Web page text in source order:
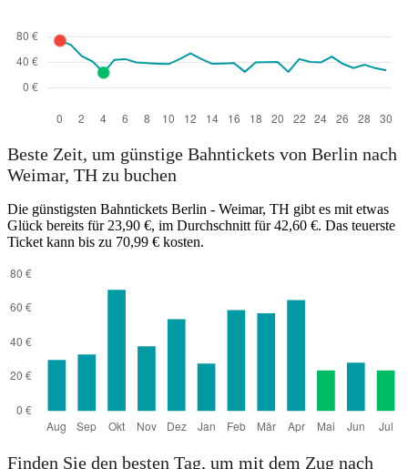
Beste Zeit, um günstige Bahntickets von Berlin nach
Weimar, TH zu buchen
Die günstigsten Bahntickets Berlin - Weimar, TH gibt es mit etwas
Glück bereits für 23,90 €, im Durchschnitt für 42,60 €. Das teuerste
Ticket kann bis zu 70,99 € kosten.
Finden Sie den besten Tag, um mit dem Zug nach